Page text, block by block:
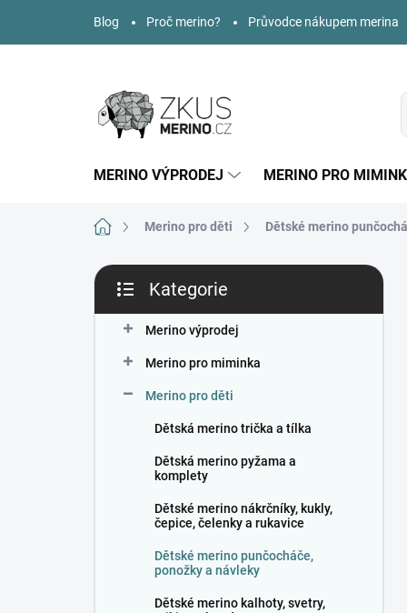
obsah
Blog Proč merino? Průvodce nákupem merina
MERINO VÝPRODEJ MERINO PRO
Domů Merino pro děti Dětské merino
P
s
kategorie
Kategorie
Merino výprodej
Merino pro miminka
Merino pro děti
Dětská merino trička a tílka
Dětská merino pyžama a
komplety
Dětské merino nákrčníky, kukly,
čepice, čelenky a rukavice
Dětské merino punčocháče,
ponožky a návleky
Dětské merino kalhoty, svetry,